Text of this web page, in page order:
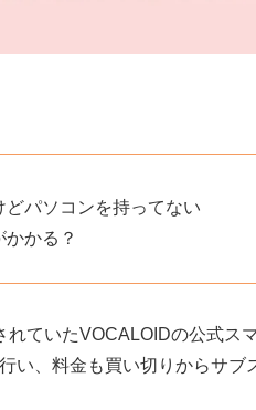
パソコンを持ってない
かる？
ていたVOCALOIDの公式ス
い、料金も買い切りからサブ